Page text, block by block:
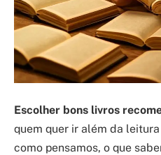
Escolher bons livros
quem quer ir além da
como pensamos, o que